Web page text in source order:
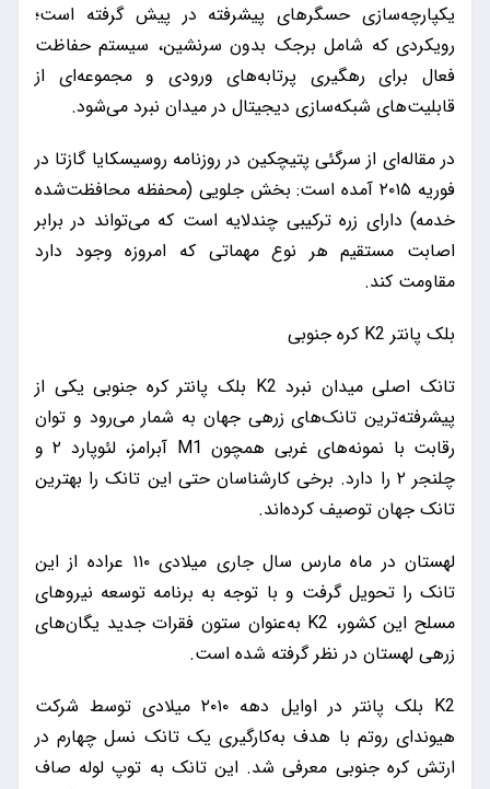
یکپارچه‌سازی حسگرهای پیشرفته در پیش گرفته است؛
رویکردی که شامل برجک بدون سرنشین، سیستم حفاظت
فعال برای رهگیری پرتابه‌های ورودی و مجموعه‌ای از
قابلیت‌های شبکه‌سازی دیجیتال در میدان نبرد می‌شود.
در مقاله‌ای از سرگئی پتیچکین در روزنامه روسیسکایا گازتا در
فوریه ۲۰۱۵ آمده است: بخش جلویی (محفظه محافظت‌شده
خدمه) دارای زره ترکیبی چندلایه است که می‌تواند در برابر
اصابت مستقیم هر نوع مهماتی که امروزه وجود دارد
مقاومت کند.
بلک پانتر K2 کره جنوبی
تانک اصلی میدان نبرد K2 بلک پانتر کره‌ جنوبی یکی از
پیشرفته‌ترین تانک‌های زرهی جهان به شمار می‌رود و توان
رقابت با نمونه‌های غربی همچون M1 آبرامز، لئوپارد ۲ و
چلنجر ۲ را دارد. برخی کارشناسان حتی این تانک را بهترین
تانک جهان توصیف کرده‌اند.
لهستان در ماه مارس سال جاری میلادی ۱۱۰ عراده از این
تانک را تحویل گرفت و با توجه به برنامه توسعه نیروهای
مسلح این کشور، K2 به‌عنوان ستون فقرات جدید یگان‌های
زرهی لهستان در نظر گرفته شده است.
K2 بلک پانتر در اوایل دهه ۲۰۱۰ میلادی توسط شرکت
هیوندای روتم با هدف به‌کارگیری یک تانک نسل چهارم در
ارتش کره جنوبی معرفی شد. این تانک به توپ لوله ‌صاف